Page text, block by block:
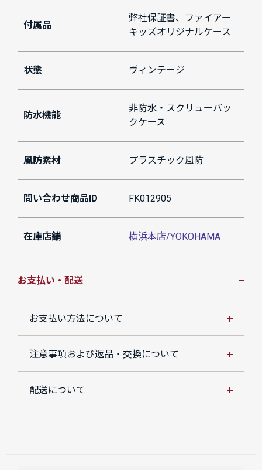
付属品
弊社保証書、ファイアー
キッズオリジナルケース
状態 ヴィンテージ
防水機能
非防水・スクリューバッ
クケース
風防素材 プラスチック風防
問い合わせ商品ID FK012905
在庫店舗 横浜本店/YOKOHAMA
お支払い・配送
お支払い方法について
注意事項および返品・交換について
配送について